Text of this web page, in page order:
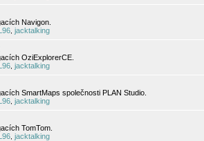
Navigon.
jacktalking
OziExplorerCE.
jacktalking
SmartMaps společnosti PLAN Studio.
jacktalking
TomTom.
jacktalking